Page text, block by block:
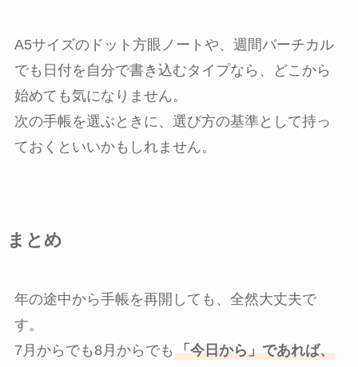
A5サイズのドット方眼ノートや、週間バーチカル
でも日付を自分で書き込むタイプなら、どこから
始めても気になりません。
次の手帳を選ぶときに、選び方の基準として持っ
ておくといいかもしれません。
まとめ
年の途中から手帳を再開しても、全然大丈夫で
す。
7月からでも8月からでも 「今日から」であれば、